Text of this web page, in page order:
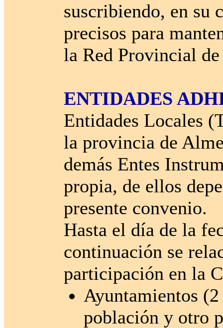
suscribiendo, en su
precisos para
la Red Provincial
ENTIDADES
Entidades Locales
la provincia de
demás Entes
propia, de ellos
presente convenio.
Hasta el día de la
continuación se
participación en la
Ayuntamientos
población y otro